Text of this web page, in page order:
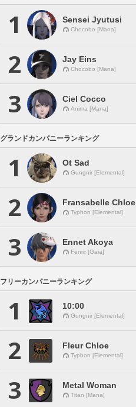
1 Sensei Jyutusi
Chocobo [Mana]
2 Jay Eins
Chocobo [Mana]
3 Ciel Cocco
Anima [Mana]
グランドカンパニーランキング
1 Ot Sad
Gungnir [Elemental]
2 Fransabelle Chloe
Typhon [Elemental]
3 Ennet Akoya
Fenrir [Gaia]
フリーカンパニーランキング
1 10:00
Gungnir [Elemental]
2 Fleur Chloe
Typhon [Elemental]
3 Metal Woman
Titan [Mana]